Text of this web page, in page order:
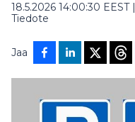
18.5.2026 14:00:30 EEST|
Tiedote
Jaa